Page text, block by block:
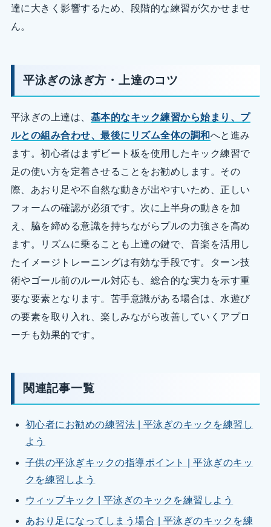
達に大きく影響するため、段階的な練習が欠かせませ
ん。
平泳ぎの泳ぎ方・上達のコツ
平泳ぎの上達は、 基本的なキック練習から始まり、プ
ルとの組み合わせ、最後にリズム全体の調和へと進み
ます。初心者はまずビート板を使用したキック練習で
足の使い方を定着させることをお勧めします。その
際、あおり足や不自然な動きが出やすいため、正しい
フォームの確認が必須です。次に上半身の動きを加
え、脇を締める意識を持ちながらプルの力強さを高め
ます。リズムに乗ることも上達の鍵で、音楽を活用し
たイメージトレーニングは有効な手段です。ターン技
術やゴール前のルール対応も、総合的な実力を示す重
要な要素となります。苦手意識がある場合は、水遊び
の要素を取り入れ、楽しみながら改善していくアプロ
ーチも効果的です。
関連記事一覧
初心者にお勧めの練習法 | 平泳ぎのキックを練習し
よう
子供の平泳ぎキックの指導ポイント | 平泳ぎのキッ
クを練習しよう
ウィップキック | 平泳ぎのキックを練習しよう
あおり足になってしまう場合 | 平泳ぎのキックを練